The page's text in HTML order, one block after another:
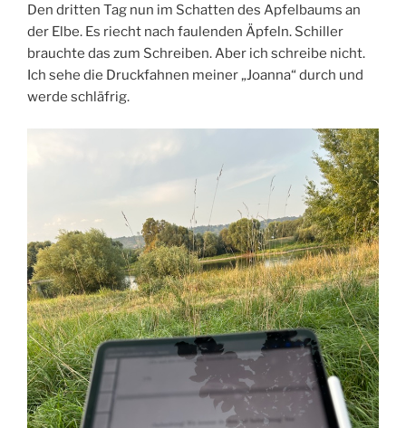
Den dritten Tag nun im Schatten des Apfelbaums an
der Elbe. Es riecht nach faulenden Äpfeln. Schiller
brauchte das zum Schreiben. Aber ich schreibe nicht.
Ich sehe die Druckfahnen meiner „Joanna“ durch und
werde schläfrig.